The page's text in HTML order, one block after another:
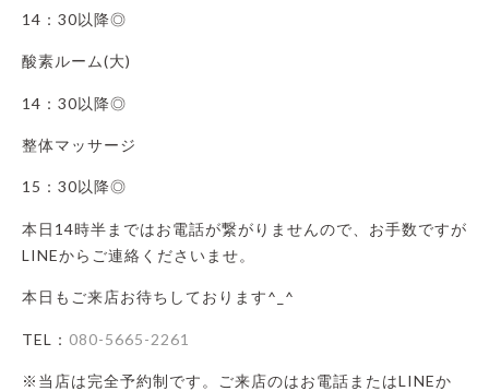
14：30以降◎
酸素ルーム(大)
14：30以降◎
整体マッサージ
15：30以降◎
本日14時半まではお電話が繋がりませんので、お手数ですが
LINEからご連絡くださいませ。
本日もご来店お待ちしております^_^
TEL： 080-5665-2261
※当店は完全予約制です。ご来店のはお電話またはLINEか